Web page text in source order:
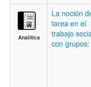
Analítica
La noción
tarea en el
trabajo
con grupos: